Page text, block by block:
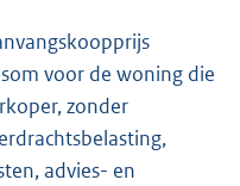
voor de woning die
zonder
advies- en